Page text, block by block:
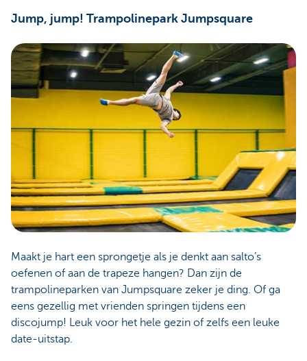
Jump, jump! Trampolinepark Jumpsquare
Maakt je hart een sprongetje als je denkt aan salto’s
oefenen of aan de trapeze hangen? Dan zijn de
trampolineparken van Jumpsquare zeker je ding. Of ga
eens gezellig met vrienden springen tijdens een
discojump! Leuk voor het hele gezin of zelfs een leuke
date-uitstap.